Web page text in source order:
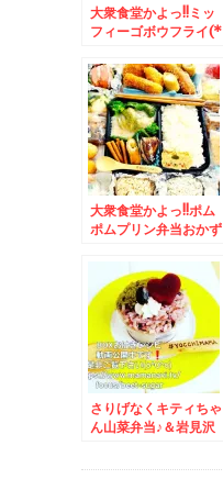
大衆食堂かよっ!!ミッ
フィーゴボウフライ(*
グ♪＆士幌町生産者還
元用ポテトチップス」
「塩味」「のり塩味」
「コンソメ味」 ポテ
チ最強の美味しさ♪
大衆食堂かよっ!!ポム
ポムプリン弁当おかず
しいフローズンアイス
(*´艸`*)メロン味なぜ
かカップ2個(・・?
さりげなくキティちゃ
ん山菜弁当♪＆岩見沢